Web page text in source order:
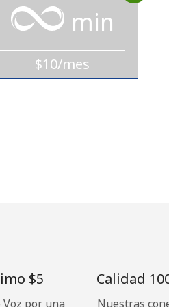
min
$10/mes
⁦$5⁩
por una
Calidad
Nuestras